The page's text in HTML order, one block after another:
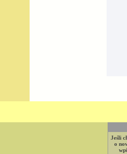
Jeśli
o